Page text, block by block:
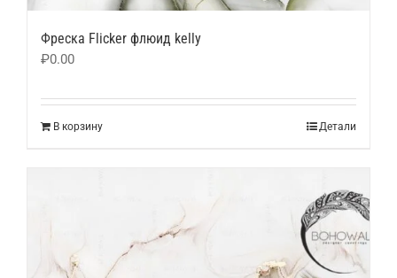
Фреска Flicker флюид kelly
₽0.00
В корзину Детали